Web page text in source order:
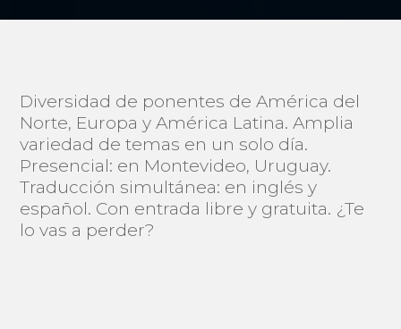
Diversidad de ponentes de América del
Norte, Europa y América Latina. Amplia
variedad de temas en un solo día.
Presencial: en Montevideo, Uruguay.
Traducción simultánea: en inglés y
español. Con entrada libre y gratuita. ¿Te
lo vas a perder?